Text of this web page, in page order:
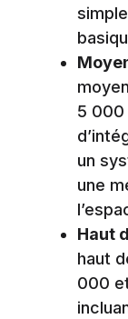
5 000
un
une
Haut
haut
000